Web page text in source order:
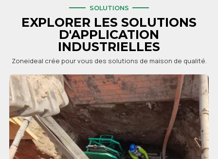
SOLUTIONS
EXPLORER LES SOLUTIONS
D'APPLICATION
INDUSTRIELLES
Zoneideal crée pour vous des solutions de maison de qualité.